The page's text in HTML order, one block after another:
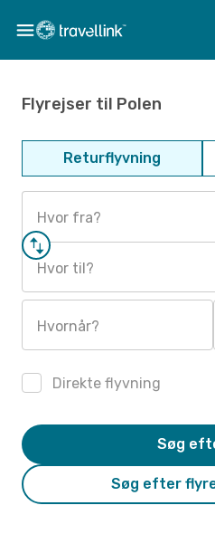
Flyrejser til Polen
Returflyvning
Hvor fra?
Hvor til?
Hvornår?
Direkte flyvning
Søg efter
Søg